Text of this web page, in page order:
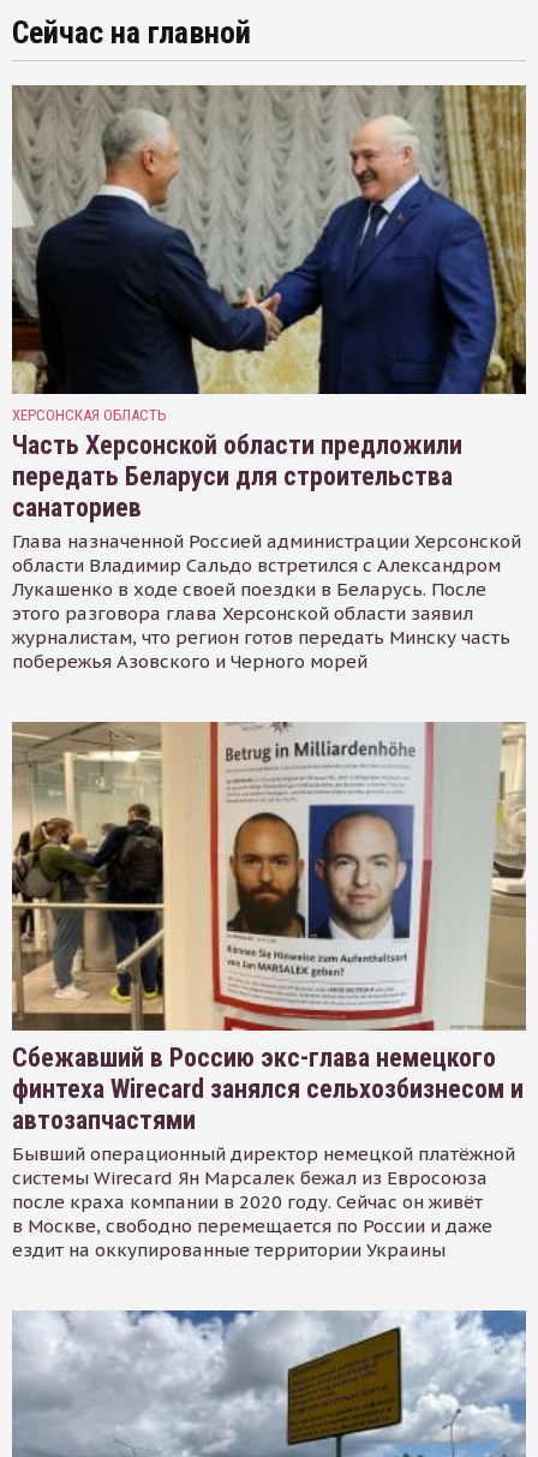
Сейчас на главной
ХЕРСОНСКАЯ ОБЛАСТЬ
Часть Херсонской области предложили
передать Беларуси для строительства
санаториев
Глава назначенной Россией администрации Херсонской
области Владимир Сальдо встретился с Александром
Лукашенко в ходе своей поездки в Беларусь. После
этого разговора глава Херсонской области заявил
журналистам, что регион готов передать Минску часть
побережья Азовского и Черного морей
Сбежавший в Россию экс-глава немецкого
финтеха Wirecard занялся сельхозбизнесом и
автозапчастями
Бывший операционный директор немецкой платёжной
системы Wirecard Ян Марсалек бежал из Евросоюза
после краха компании в 2020 году. Сейчас он живёт
в Москве, свободно перемещается по России и даже
ездит на оккупированные территории Украины